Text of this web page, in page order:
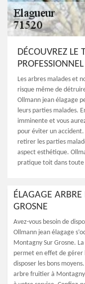
DÉCOUVREZ LE
Les arbres malades et
risque même de
Ollmann jean élagage
leurs parties malades.
imminente et vous
pour éviter un
retirer les parties
aspect esthétique.
pratique toit dans toute
ÉLAGAGE
GROSNE
Avez-vous besoin de
Ollmann jean élagage
Montagny Sur Grosne.
permet en effet de gérer
disposer les bons
arbre fruitier à Montagny